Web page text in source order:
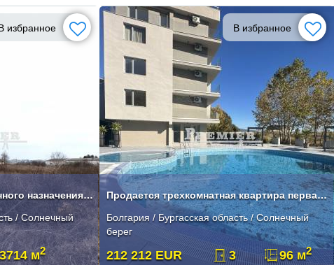
избранное
Земля сельскохозяйственного назначения - В 2 км от Солнечного берега
/ Солнечный
3714 м2
В избранное
Продается трехкомнатная квартира первая линия моря, Солнечный берег
Болгария / Бургасская область / Солнечный
берег
212 212 EUR 3 96 м2